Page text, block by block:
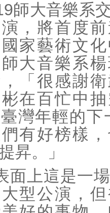
師大音樂系
，將首度
家藝術文
大音樂系
「很感謝
在百忙中
灣年輕的下
有好榜樣
昇。」
面上這是一
型公演，